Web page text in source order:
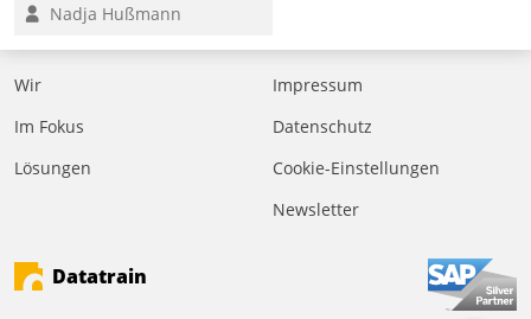
digitalen Cockpit, das
situationsbezogen
passende Fragen und
Eine intuitive
Dialogführung ermöglicht
effizienter zu bearbeiten.
Nadja Hußmann
Wir
Im Fokus
Lösungen
Impressum
Datenschutz
Cookie-Einstellungen
Newsletter
Datatrain